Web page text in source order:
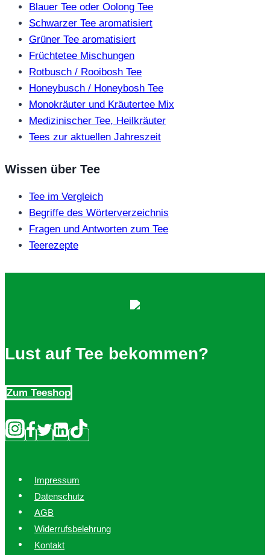
Blauer Tee oder Oolong Tee
Schwarzer Tee aromatisiert
Grüner Tee aromatisiert
Früchtetee Mischungen
Rotbusch / Rooibosh Tee
Honeybusch / Honeybosh Tee
Monokräuter und Kräutertee Mix
Medizinischer Tee, Heilkräuter
Tees zur aktuellen Jahreszeit
Wissen über Tee
Tee im Vergleich
Begriffe des Wörterverzeichnis
Fragen und Antworten zum Tee
Teerezepte
Lust auf Tee bekommen?
Zum Teeshop
Impressum
Datenschutz
AGB
Widerrufsbelehrung
Kontakt